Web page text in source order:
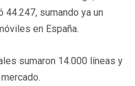
44.247, sumando ya un
en España.
sumaron 14.000 líneas y